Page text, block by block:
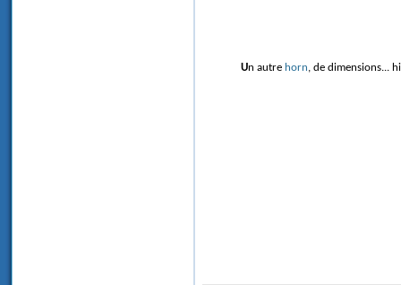
Un autre horn, de dimensions...